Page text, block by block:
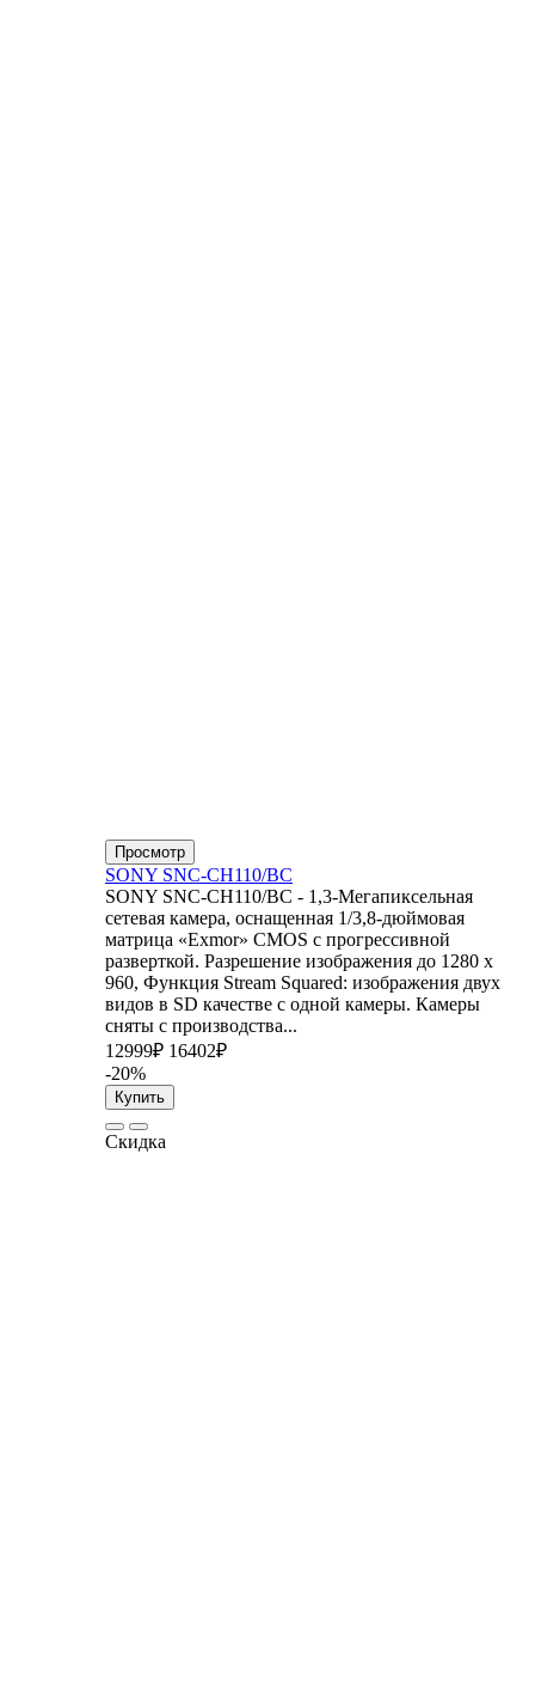
Просмотр
SONY SNC-CH110/BC
SONY SNC-CH110/BC - 1,3-Мегапиксельная
сетевая камера, оснащенная 1/3,8-дюймовая
матрица «Exmor» CMOS с прогрессивной
разверткой. Разрешение изображения до 1280 x
960, Функция Stream Squared: изображения двух
видов в SD качестве с одной камеры. Камеры
сняты с производства...
12999₽ 16402₽
-20%
Купить
Скидка